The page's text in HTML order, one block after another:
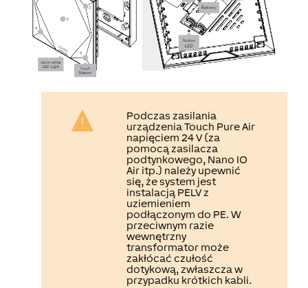
Podczas zasilania
urządzenia Touch Pure Air
napięciem 24 V (za
pomocą zasilacza
podtynkowego, Nano IO
Air itp.) należy upewnić
się, że system jest
instalacją PELV z
uziemieniem
podłączonym do PE. W
przeciwnym razie
wewnętrzny
transformator może
zakłócać czułość
dotykową, zwłaszcza w
przypadku krótkich kabli.